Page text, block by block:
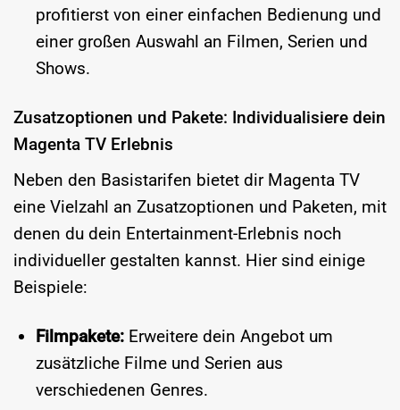
profitierst von einer einfachen Bedienung und
einer großen Auswahl an Filmen, Serien und
Shows.
Zusatzoptionen und Pakete: Individualisiere dein
Magenta TV Erlebnis
Neben den Basistarifen bietet dir Magenta TV
eine Vielzahl an Zusatzoptionen und Paketen, mit
denen du dein Entertainment-Erlebnis noch
individueller gestalten kannst. Hier sind einige
Beispiele:
Filmpakete:Erweitere dein Angebot um
zusätzliche Filme und Serien aus
verschiedenen Genres.